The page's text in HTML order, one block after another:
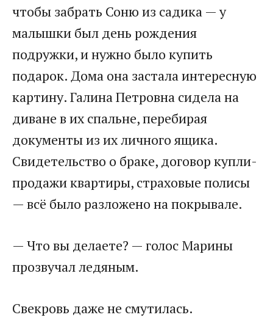
чтобы забрать Соню из садика — у
малышки был день рождения
подружки, и нужно было купить
подарок. Дома она застала интересную
картину. Галина Петровна сидела на
диване в их спальне, перебирая
документы из их личного ящика.
Свидетельство о браке, договор купли-
продажи квартиры, страховые полисы
— всё было разложено на покрывале.
— Что вы делаете? — голос Марины
прозвучал ледяным.
Свекровь даже не смутилась.